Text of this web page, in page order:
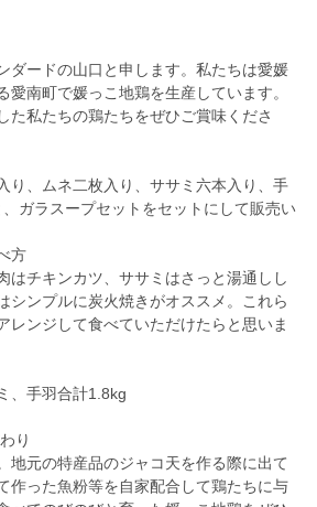
ダードの山口と申します。私たちは愛媛
愛南町で媛っこ地鶏を生産しています。
た私たちの鶏たちをぜひご賞味くださ
り、ムネ二枚入り、ササミ六本入り、手
ガラスープセットをセットにして販売い
方
はチキンカツ、ササミはさっと湯通しし
シンプルに炭火焼きがオススメ。これら
レンジして食べていただけたらと思いま
、手羽合計1.8kg
り
地元の特産品のジャコ天を作る際に出て
作った魚粉等を自家配合して鶏たちに与